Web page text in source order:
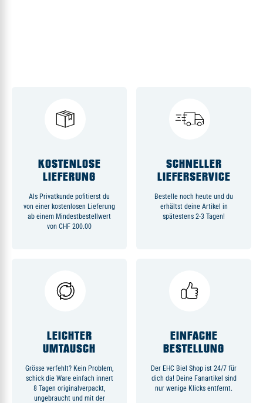
KOSTENLOSE
LIEFERUNG
Als Privatkunde pofitierst du
von einer kostenlosen Lieferung
ab einem Mindestbestellwert
von CHF 200.00
SCHNELLER
LIEFERSERVICE
Bestelle noch heute und du
erhältst deine Artikel in
spätestens 2-3 Tagen!
LEICHTER
UMTAUSCH
Grösse verfehlt? Kein Problem,
schick die Ware einfach innert
8 Tagen originalverpackt,
ungebraucht und mit der
EINFACHE
BESTELLUNG
Der EHC Biel Shop ist 24/7 für
dich da! Deine Fanartikel sind
nur wenige Klicks entfernt.